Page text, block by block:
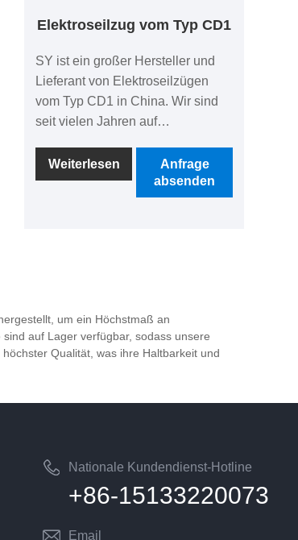
Elektroseilzug vom Typ CD1
SY ist ein großer Hersteller und
Lieferant von Elektroseilzügen
vom Typ CD1 in China. Wir sind
seit vielen Jahren auf
Fabrik bieten wir Preisvorteile,
OEM- und ODM-Fähigkeiten, ein
strenges Qualitätskontrollsystem
Weiterlesen
Anfrage
absenden
um ein Höchstmaß an
auf Lager verfügbar, sodass unsere
Qualität, was ihre Haltbarkeit und
Nationale Kundendienst-Hotline
+86-15133220073
Email